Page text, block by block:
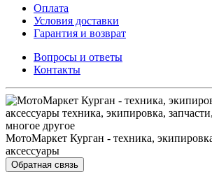
Оплата
Условия доставки
Гарантия и возврат
Вопросы и ответы
Контакты
МотоМаркет Курган - техника,
аксессуары
Обратная связь